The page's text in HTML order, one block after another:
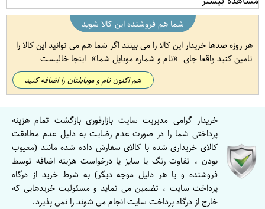
شما هم فروشنده این کالا شوید
هر روزه صدها خریدار این کالا را می بینند اگر شما هم می توانید این کالا را
تامین کنید واقعا جای
نام و شماره موبایل شما اینجا خالیست
هم اکنون نام و موبایلتان را اضافه کنید
خریدار گرامی مدیریت سایت بازارفوری بازگشت تمام هزینه
پرداختی شما را در صورت عدم رضایت به دلیل عدم مطابقت
کالای خریداری شده با کالای سفارش داده شده مانند (معیوب
بودن ، تفاوت رنگ یا سایز یا درخواست هزینه اضافه توسط
فروشنده و یا هر دلیل موجه دیگر) به شرط خرید از درگاه
پرداخت سایت ، تضمین می نماید و مسئولیت خریدهایی که
خارج از درگاه پرداخت سایت انجام می شوند را نمی پذیرد.